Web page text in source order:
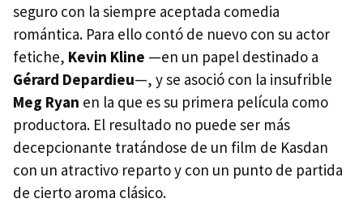
seguro con la siempre aceptada comedia
romántica. Para ello contó de nuevo con su actor
fetiche, Kevin Kline —en un papel destinado a
Gérard Depardieu—, y se asoció con la insufrible
Meg Ryan en la que es su primera película como
productora. El resultado no puede ser más
decepcionante tratándose de un film de Kasdan
con un atractivo reparto y con un punto de partida
de cierto aroma clásico.